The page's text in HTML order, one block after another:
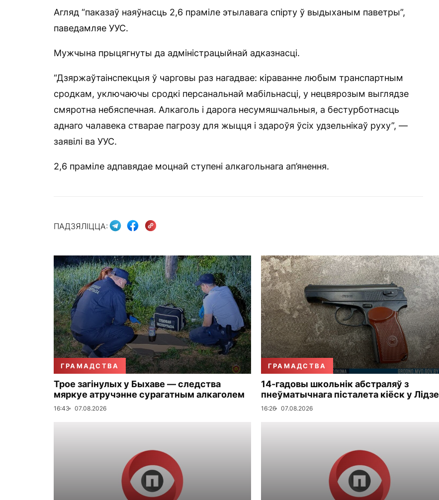
Агляд “паказаў наяўнасць 2,6 праміле этылавага спірту ў выдыханым паветры”,
паведамляе УУС.
Мужчына прыцягнуты да адміністрацыйнай адказнасці.
“Дзяржаўтаінспекцыя ў чарговы раз нагадвае: кіраванне любым транспартным
сродкам, уключаючы сродкі персанальнай мабільнасці, у нецвярозым выглядзе
смяротна небяспечная. Алкаголь і дарога несумяшчальныя, а бестурботнасць
аднаго чалавека стварае пагрозу для жыцця і здароўя ўсіх удзельнікаў руху”, —
заявілі ва УУС.
2,6 праміле адпавядае моцнай ступені алкагольнага ап’янення.
ПАДЗЯЛІЦЦА:
ГРАМАДСТВА
Трое загінулых у Быхаве — следства
мяркуе атручэнне сурагатным алкаголем
16:43 07.08.2026
ГРАМАДСТВА
14-гадовы школьнік абстраляў з
пнеўматычнага пісталета кіёск у Лідзе
16:26 07.08.2026